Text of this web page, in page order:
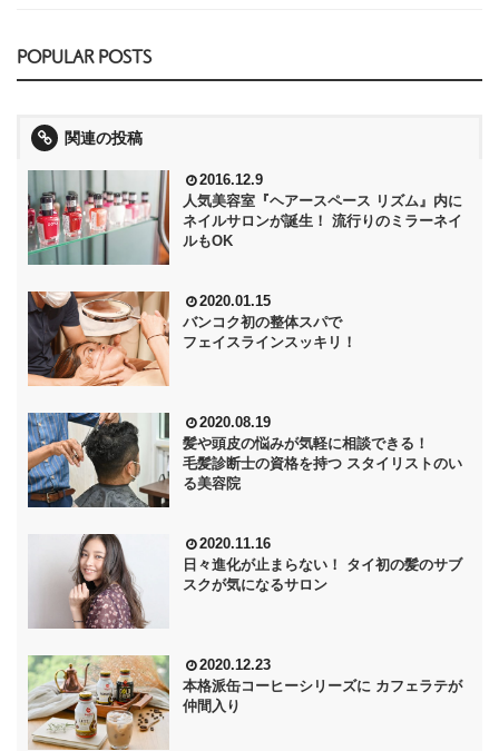
POPULAR POSTS
関連の投稿
2016.12.9
人気美容室『ヘアースペース リズム』内に
ネイルサロンが誕生！ 流行りのミラーネイ
ルもOK
2020.01.15
バンコク初の整体スパで
フェイスラインスッキリ！
2020.08.19
髪や頭皮の悩みが気軽に相談できる！
毛髪診断士の資格を持つ スタイリストのい
る美容院
2020.11.16
日々進化が止まらない！ タイ初の髪のサブ
スクが気になるサロン
2020.12.23
本格派缶コーヒーシリーズに カフェラテが
仲間入り